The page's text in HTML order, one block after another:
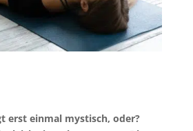
erst einmal mystisch, oder?